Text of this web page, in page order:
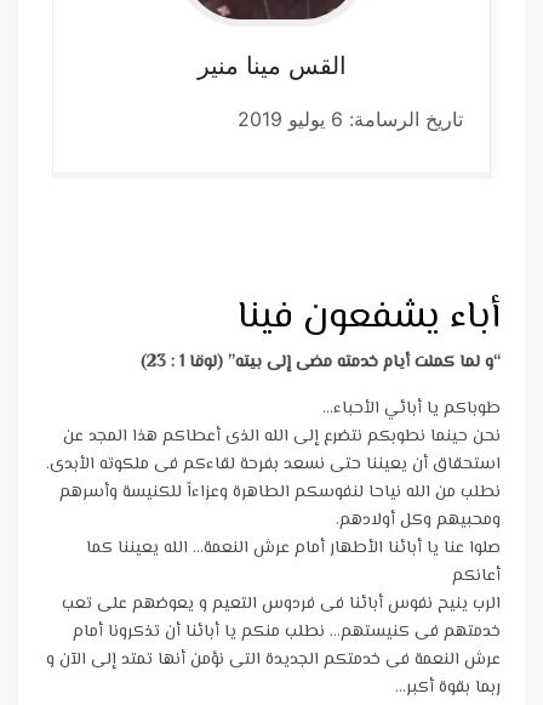
القس مينا منير
تاريخ الرسامة: 6 يوليو 2019
أباء يشفعون فينا
“و لما كملت أيام خدمته مضى إلى بيته” (لوقا 1 : 23)
طوباكم يا أبائي الأحباء…
نحن حينما نطوبكم نتضرع إلى الله الذى أعطاكم هذا المجد عن
استحقاق أن يعيننا حتى نسعد بفرحة لقاءكم فى ملكوته الأبدى.
نطلب من الله نياحا لنفوسكم الطاهرة وعزاءاً للكنيسة وأسرهم
ومحبيهم وكل أولادهم.
صلوا عنا يا أبائنا الأطهار أمام عرش النعمة… الله يعيننا كما
أعانكم
الرب ينيح نفوس أبائنا فى فردوس التعيم و يعوضهم على تعب
خدمتهم فى كنيستهم… نطلب منكم يا أبائنا أن تذكرونا أمام
عرش النعمة فى خدمتكم الجديدة التى نؤمن أنها تمتد إلى الآن و
ربما بقوة أكبر…